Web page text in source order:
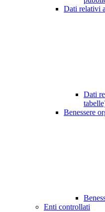
Dati relativi
Dati
Benessere
Enti controllati